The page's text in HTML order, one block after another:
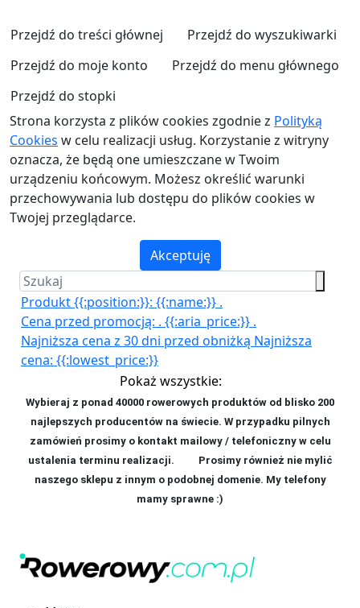
Przejdź do treści głównej
Przejdź do wyszukiwarki
Przejdź do moje konto
Przejdź do menu głównego
Przejdź do stopki
Strona korzysta z plików cookies zgodnie z Polityką
Cookies w celu realizacji usług. Korzystanie z witryny
oznacza, że będą one umieszczane w Twoim
urządzeniu końcowym. Możesz określić warunki
przechowywania lub dostępu do plików cookies w
Twojej przeglądarce.
Akceptuję
Produkt {{:position:}}: {{:name:}} .
Cena przed promocją: . {{:aria_price:}} .
Najniższa cena z 30 dni przed obniżką Najniższa
cena: {{:lowest_price:}}
Pokaż wszystkie:
Wybieraj z ponad 40000 rowerowych produktów od blisko 200
najlepszych producentów na świecie. W przypadku pilnych
zamówień prosimy o kontakt mailowy / telefoniczny w celu
ustalenia terminu realizacji. Prosimy również nie mylić
naszego sklepu z innym o podobnej domenie. My telefony
mamy sprawne :)